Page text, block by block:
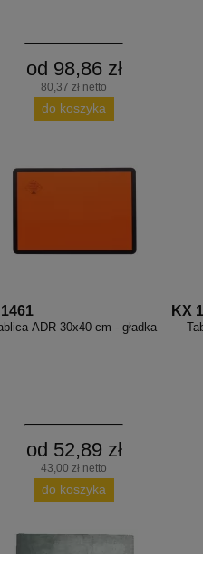
od 98,86 zł
80,37 zł netto
do koszyka
ADR 30x40 cm - gładka
od 52,89 zł
43,00 zł netto
do koszyka
KX